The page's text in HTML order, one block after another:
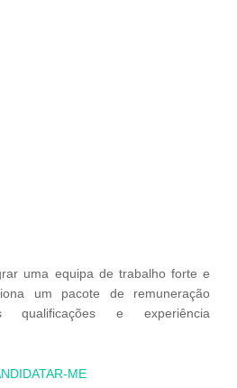
uma equipa de trabalho forte e
um pacote de remuneração
qualificações e experiência
ME